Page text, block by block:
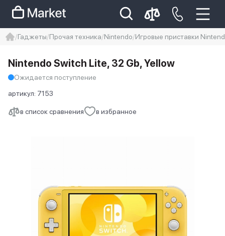
Iphone 14 pro max
айфон 14
Гаджеты Прочая техника Nintendo Игровые приставки
в список сравнения в избранное
Nintendo Switch Lite, 32 Gb, Yellow
Ожидается поступление
артикул: 7153